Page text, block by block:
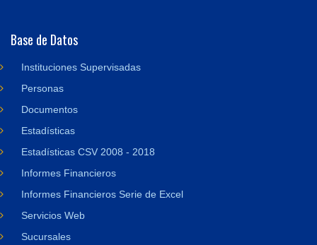
Base de Datos
Instituciones Supervisadas
Personas
Documentos
Estadísticas
Estadísticas CSV 2008 - 2018
Informes Financieros
Informes Financieros Serie de Excel
Servicios Web
Sucursales